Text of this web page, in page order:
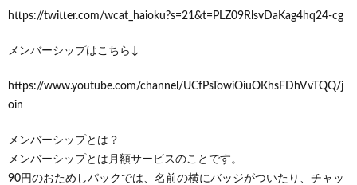
https://twitter.com/wcat_haioku?s=21&t=PLZ09RlsvDaKag4hq24-cg
メンバーシップはこちら↓
https://www.youtube.com/channel/UCfPsTowiOiuOKhsFDhVvTQQ/j
oin
メンバーシップとは？
メンバーシップとは月額サービスのことです。
90円のおためしパックでは、名前の横にバッジがついたり、チャッ